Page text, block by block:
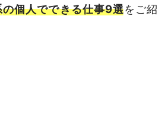
の個人でできる仕事9選をご紹